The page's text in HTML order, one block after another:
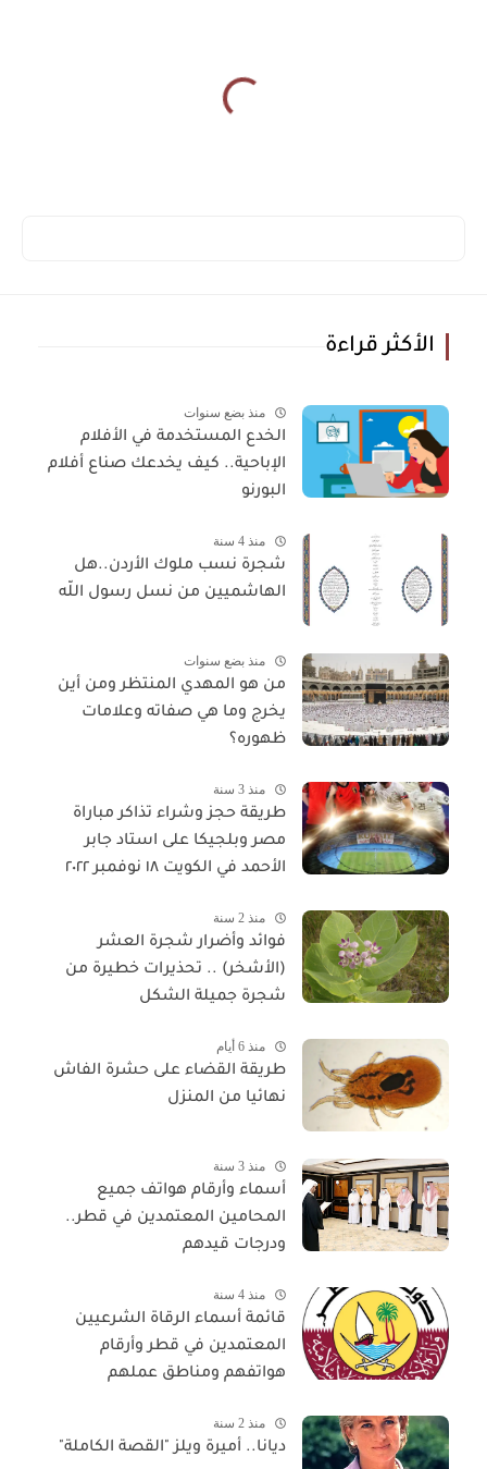
الأكثر قراءة
منذ بضع سنوات
الخدع المستخدمة في الأفلام
الإباحية.. كيف يخدعك صناع أفلام
البورنو
منذ 4 سنة
شجرة نسب ملوك الأردن..هل
الهاشميين من نسل رسول اللّه
منذ بضع سنوات
من هو المهدي المنتظر ومن أين
يخرج وما هي صفاته وعلامات
ظهوره؟
منذ 3 سنة
طريقة حجز وشراء تذاكر مباراة
مصر وبلجيكا على استاد جابر
الأحمد في الكويت ١٨ نوفمبر ٢٠٢٢
منذ 2 سنة
فوائد وأضرار شجرة العشر
(الأشخر) .. تحذيرات خطيرة من
شجرة جميلة الشكل
منذ 6 أيام
طريقة القضاء على حشرة الفاش
نهائيا من المنزل
منذ 3 سنة
أسماء وأرقام هواتف جميع
المحامين المعتمدين في قطر..
ودرجات قيدهم
منذ 4 سنة
قائمة أسماء الرقاة الشرعيين
المعتمدين في قطر وأرقام
هواتفهم ومناطق عملهم
منذ 2 سنة
ديانا.. أميرة ويلز "القصة الكاملة"